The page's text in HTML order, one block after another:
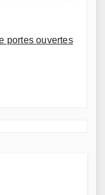
portes ouvertes